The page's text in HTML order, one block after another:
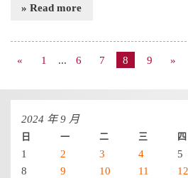
» Read more
« 1 ... 6 7 8 9 »
2024 年 9 月
日 一 二 三 四
1 2 3 4 5
8
9 10 11 12